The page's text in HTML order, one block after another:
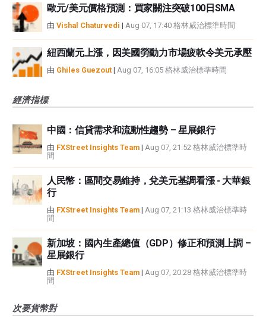
歐元/美元價格預測：買家關注突破100日SMA
由 Vishal Chaturvedi | Aug 07, 17:40 格林威治標準時間
紐西蘭元上漲，因美國勞動力市場疲軟令美元承壓
由 Ghiles Guezout | Aug 07, 16:05 格林威治標準時間
經濟指標
中國：信貸需求和流動性趨勢 – 星展銀行
由 FXStreet Insights Team | Aug 07, 21:52 格林威治標準時
間
人民幣：區間交易維持，兌美元基調看漲 - 大華銀
行
由 FXStreet Insights Team | Aug 07, 21:13 格林威治標準時
間
新加坡：國內生產總值（GDP）修正和預測上調 –
星展銀行
由 FXStreet Insights Team | Aug 07, 20:28 格林威治標準時
間
次要貨幣對